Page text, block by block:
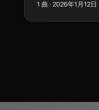
1 曲 · 2026年1月12日